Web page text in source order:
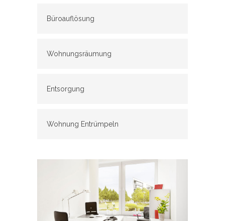
Büroauflösung
Wohnungsräumung
Entsorgung
Wohnung Entrümpeln